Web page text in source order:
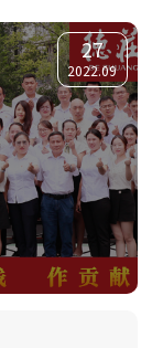
27
2022.09